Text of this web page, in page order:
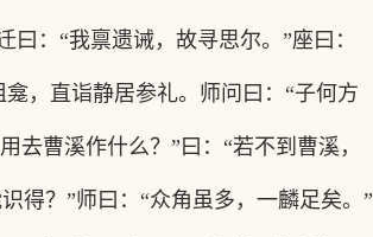
：“我禀遗诫，故寻思尔。”座曰：
，直诣静居参礼。师问曰：“子何方
去曹溪作什么？”曰：“若不到曹溪，
得？”师曰：“众角虽多，一麟足矣。”